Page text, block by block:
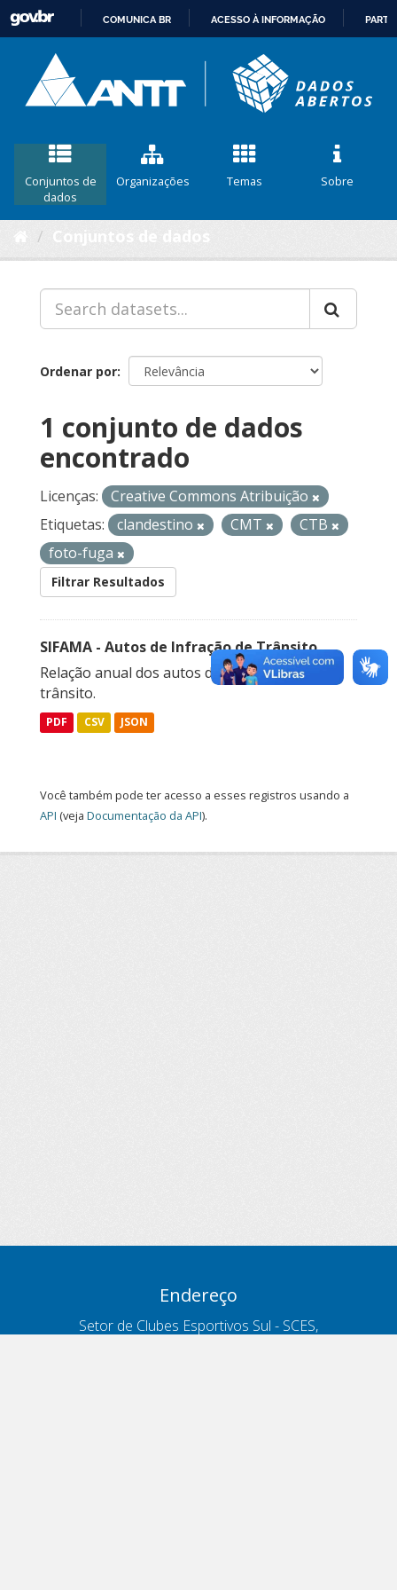
CONTEÚDO
COMUNICA BR ACESSO À INFORMAÇÃO
Conjuntos de
dados
Organizações Temas Sobre
Ordenar por
1 conjunto de dados
encontrado
Licenças:
Creative Commons Atribuição
Etiquetas:
clandestino CMT
CTB
foto-fuga
Filtrar Resultados
SIFAMA - Autos de Infração de Trânsito
Relação anual dos autos de infração de
trânsito.
PDF CSV JSON
Você também pode ter acesso a esses registros usando a
API (veja Documentação da API).
Endereço
Setor de Clubes Esportivos Sul - SCES,